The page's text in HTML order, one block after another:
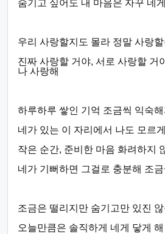
숨기고 싶어도 내 마음은 자꾸 네
우리 사랑할지도 몰라 정말 사랑
진짜 사랑할 거야, 서로 사랑할 거
나 사랑해
하루하루 쌓인 기억 조금씩 익숙해
네가 있는 이 자리에서 나도 모르
작은 순간, 준비한 마음 화려하지
네가 기뻐하면 그걸로 충분해 조
조금은 떨리지만 숨기고만 있진 않
오늘만큼은 솔직하게 네게 닿게 해